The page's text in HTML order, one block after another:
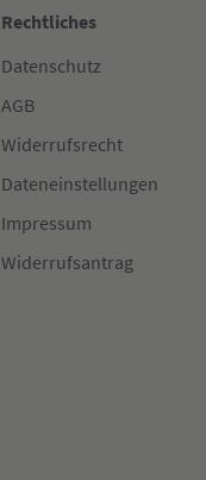
Rechtliches
Datenschutz
AGB
Widerrufsrecht
Dateneinstellungen
Impressum
Widerrufsantrag